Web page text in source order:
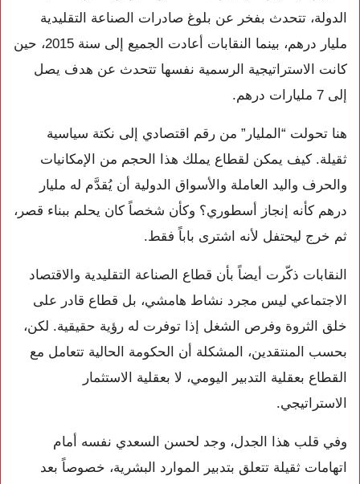
الدولة، تتحدث بفخر عن بلوغ صادرات الصناعة التقليدية
مليار درهم، بينما النقابات أعادت الجميع إلى سنة 2015، حين
كانت الاستراتيجية الرسمية نفسها تتحدث عن هدف يصل
إلى 7 مليارات درهم.
هنا تحولت “المليار” من رقم اقتصادي إلى نكتة سياسية
ثقيلة. كيف يمكن لقطاع يملك هذا الحجم من الإمكانيات
والحرف واليد العاملة والأسواق الدولية أن يُقدَّم له مليار
درهم كأنه إنجاز أسطوري؟ وكأن شخصاً كان يحلم ببناء قصر،
ثم خرج ليحتفل لأنه اشترى باباً فقط.
النقابات ذكّرت أيضاً بأن قطاع الصناعة التقليدية والاقتصاد
الاجتماعي ليس مجرد نشاط هامشي، بل قطاع قادر على
خلق الثروة وفرص الشغل إذا توفرت له رؤية حقيقية. لكن،
بحسب المنتقدين، المشكلة أن الحكومة الحالية تتعامل مع
القطاع بعقلية التدبير اليومي، لا بعقلية الاستثمار
الاستراتيجي.
وفي قلب هذا الجدل، وجد لحسن السعدي نفسه أمام
اتهامات ثقيلة تتعلق بتدبير الموارد البشرية، خصوصاً بعد